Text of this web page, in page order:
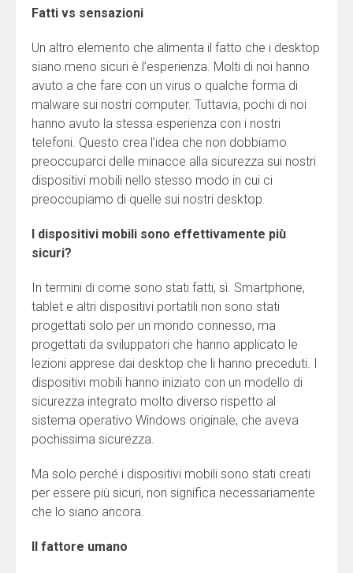
Fatti vs sensazioni
Un altro elemento che alimenta il fatto che i desktop
siano meno sicuri è l’esperienza. Molti di noi hanno
avuto a che fare con un virus o qualche forma di
malware sui nostri computer. Tuttavia, pochi di noi
hanno avuto la stessa esperienza con i nostri
telefoni. Questo crea l’idea che non dobbiamo
preoccuparci delle minacce alla sicurezza sui nostri
dispositivi mobili nello stesso modo in cui ci
preoccupiamo di quelle sui nostri desktop.
I dispositivi mobili sono effettivamente più
sicuri?
In termini di come sono stati fatti, sì. Smartphone,
tablet e altri dispositivi portatili non sono stati
progettati solo per un mondo connesso, ma
progettati da sviluppatori che hanno applicato le
lezioni apprese dai desktop che li hanno preceduti. I
dispositivi mobili hanno iniziato con un modello di
sicurezza integrato molto diverso rispetto al
sistema operativo Windows originale, che aveva
pochissima sicurezza.
Ma solo perché i dispositivi mobili sono stati creati
per essere più sicuri, non significa necessariamente
che lo siano ancora.
Il fattore umano